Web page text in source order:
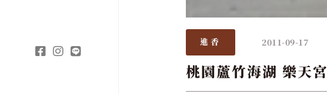
進香 2011-09-17
桃園蘆竹海湖 樂天宮